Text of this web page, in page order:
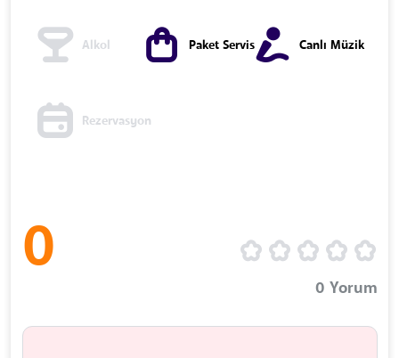
Alkol Paket Servis Canlı Müzik
Rezervasyon
0
0 Yorum